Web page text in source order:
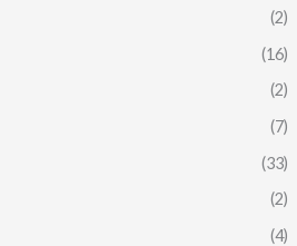
(2)
(16)
(2)
(7)
(33)
(2)
(4)